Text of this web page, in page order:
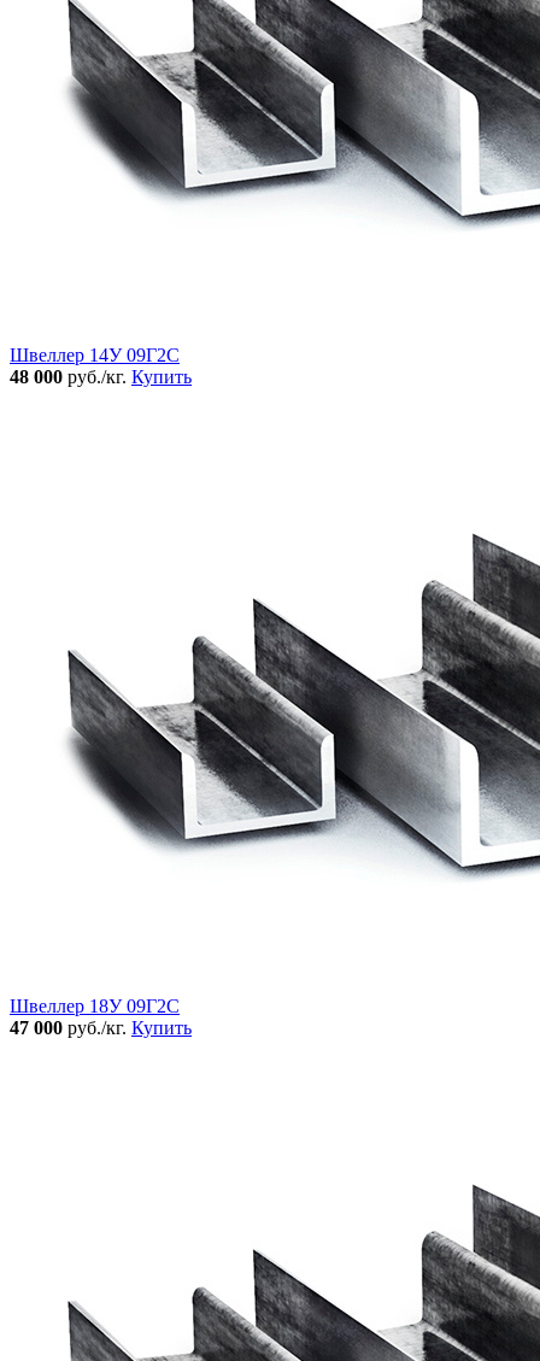
Швеллер 14У 09Г2С
48 000 руб./кг. Купить
Швеллер 18У 09Г2С
47 000 руб./кг. Купить